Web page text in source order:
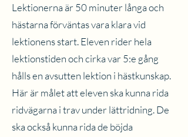
Lektionerna är 50 minuter långa och
hästarna förväntas vara klara vid
lektionens start. Eleven rider hela
lektionstiden och cirka var 5:e gång
hålls en avsutten lektion i hästkunskap.
Här är målet att eleven ska kunna rida
ridvägarna i trav under lättridning. De
ska också kunna rida de böjda